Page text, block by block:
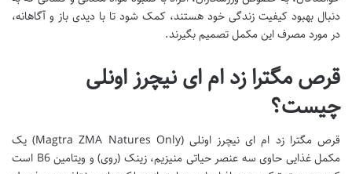
دنبال بهبود کیفیت زندگی خود هستند، کمک شود تا با دیدی باز و آگاهانه،
در مورد مصرف این مکمل تصمیم بگیرند.
قرص مگترا زد ام ای نیچرز اونلی
چیست؟
قرص مگترا زد ام ای نیچرز اونلی (Magtra ZMA Natures Only) یک
مکمل غذایی حاوی سه عنصر حیاتی منیزیم، زینک (روی) و ویتامین B6 است